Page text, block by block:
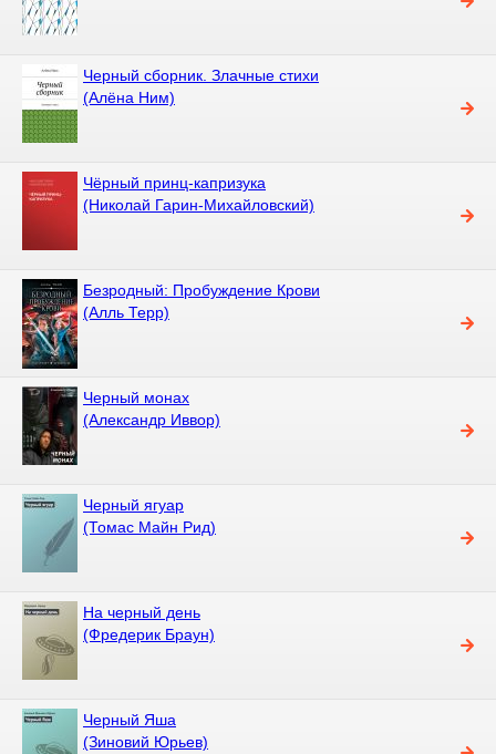
Черный сборник. Злачные стихи
(Алёна Ним)
Чёрный принц-капризука
(Николай Гарин-Михайловский)
Безродный: Пробуждение Крови
(Алль Терр)
Черный монах
(Александр Иввор)
Черный ягуар
(Томас Майн Рид)
На черный день
(Фредерик Браун)
Черный Яша
(Зиновий Юрьев)